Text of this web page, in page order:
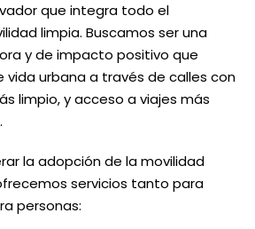
que integra todo el
limpia. Buscamos ser una
y de impacto positivo que
vida urbana a través de calles con
limpio, y acceso a viajes más
la adopción de la movilidad
servicios tanto para
personas: